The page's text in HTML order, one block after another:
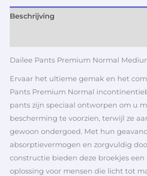
Beschrijving
Dailee Pants Premium Normal
Ervaar het ultieme gemak en het
Pants Premium Normal
pants zijn speciaal ontworpen om u
bescherming te voorzien, terwijl ze
gewoon ondergoed. Met hun
absorptievermogen en zorgvuldig
constructie bieden deze broekjes
oplossing voor mensen die licht tot